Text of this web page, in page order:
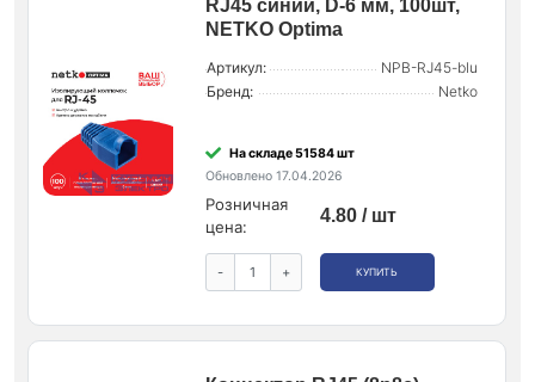
RJ45 синий, D-6 мм, 100шт,
NETKO Optima
Артикул:
NPB-RJ45-blu
Бренд:
Netko
На складе 51584 шт
Обновлено 17.04.2026
Розничная
цена:
4.80 / шт
- + КУПИТЬ